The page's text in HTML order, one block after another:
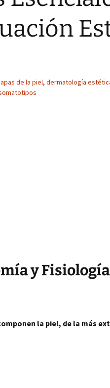
de la piel, dermatología
y
la piel, de la más